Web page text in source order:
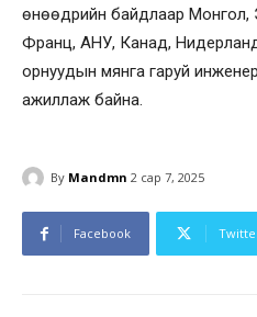
өнөөдрийн байдлаар Монгол,
Франц, АНУ, Канад,
орнуудын мянга гаруй
ажиллаж байна.
By Mandmn 2 сар 7, 2025
Facebook